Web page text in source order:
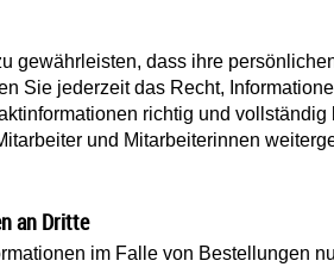
gewährleisten, dass ihre
Sie jederzeit das Recht,
richtig und
und Mitarbeiterinnen
an Dritte
im Falle von Bestellungen